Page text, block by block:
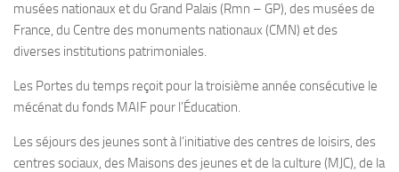
musées nationaux et du Grand Palais (Rmn – GP), des musées de
France, du Centre des monuments nationaux (CMN) et des
diverses institutions patrimoniales.
Les Portes du temps reçoit pour la troisième année consécutive le
mécénat du fonds MAIF pour l’Éducation.
Les séjours des jeunes sont à l’initiative des centres de loisirs, des
centres sociaux, des Maisons des jeunes et de la culture (MJC), de la